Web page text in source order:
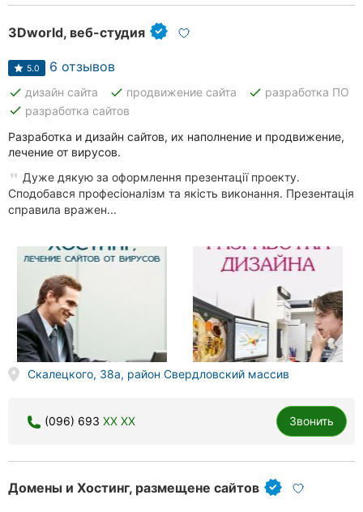
3Dworld, веб-студия
5.0 6 отзывов
done дизайн сайта done продвижение сайта done разработка ПО
done разработка сайтов
Разработка и дизайн сайтов, их наполнение и продвижение,
лечение от вирусов.
Дуже дякую за оформлення презентації проекту.
Сподобався професіоналізм та якість виконання. Презентація
справила вражен...
Скалецкого, 38а, район Свердловский массив
(096) 693 XX XX Звонить
Домены и Хостинг, размещене сайтов